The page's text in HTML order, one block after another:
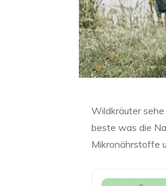
Wildkräuter
beste was die
Mikronährstoffe